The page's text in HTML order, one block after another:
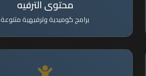
محتوى الترفيه
برامج كوميدية وترفيهية متنوعة